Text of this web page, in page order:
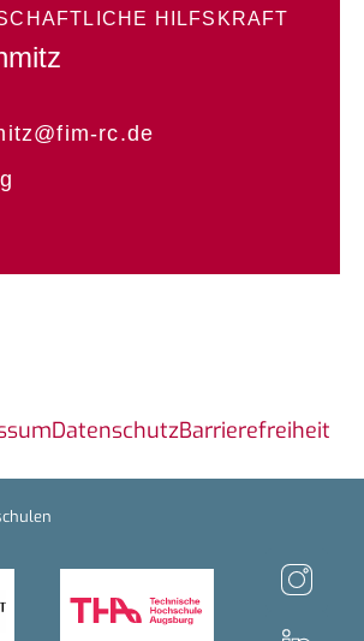
HILFSKRAFT
rc.de
DatenschutzBarrierefreiheit